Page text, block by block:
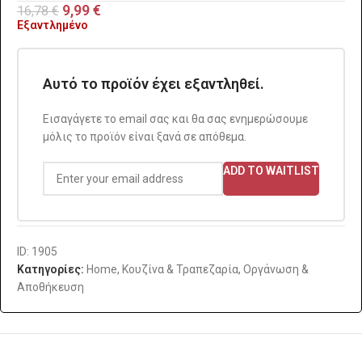
16,78€ 9,99€
Εξαντλημένο
Αυτό το προϊόν έχει εξαντληθεί.
Εισαγάγετε το email σας και θα σας ενημερώσουμε
μόλις το προϊόν είναι ξανά σε απόθεμα.
ADD TO WAITLIST
ID: 1905
Κατηγορίες: Home, Κουζίνα & Τραπεζαρία, Οργάνωση &
Αποθήκευση